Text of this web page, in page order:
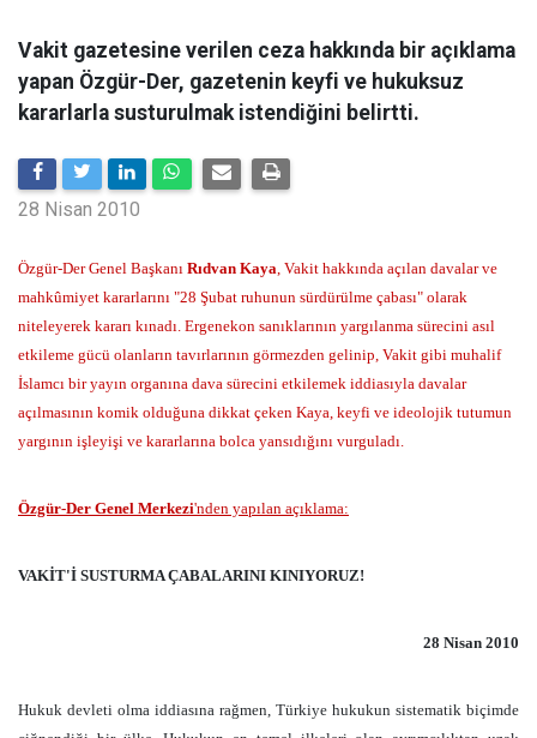
Vakit gazetesine verilen ceza hakkında bir açıklama
yapan Özgür-Der, gazetenin keyfi ve hukuksuz
kararlarla susturulmak istendiğini belirtti.
28 Nisan 2010
Özgür-Der Genel Başkanı Rıdvan Kaya, Vakit hakkında açılan davalar ve
mahkûmiyet kararlarını "28 Şubat ruhunun sürdürülme çabası" olarak
niteleyerek kararı kınadı. Ergenekon sanıklarının yargılanma sürecini asıl
etkileme gücü olanların tavırlarının görmezden gelinip, Vakit gibi muhalif
İslamcı bir yayın organına dava sürecini etkilemek iddiasıyla davalar
açılmasının komik olduğuna dikkat çeken Kaya, keyfi ve ideolojik tutumun
yargının işleyişi ve kararlarına bolca yansıdığını vurguladı.
Özgür-Der Genel Merkezi'nden yapılan açıklama:
VAKİT'İ SUSTURMA ÇABALARINI KINIYORUZ!
28 Nisan 2010
Hukuk devleti olma iddiasına rağmen, Türkiye hukukun sistematik biçimde